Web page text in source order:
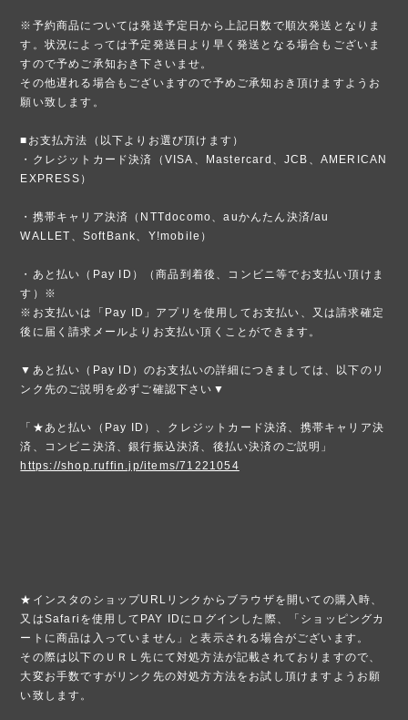
※予約商品については発送予定日から上記日数で順次発送となりま
す。状況によっては予定発送日より早く発送となる場合もございま
すので予めご承知おき下さいませ。
その他遅れる場合もございますので予めご承知おき頂けますようお
願い致します。
■お支払方法（以下よりお選び頂けます）
・クレジットカード決済（VISA、Mastercard、JCB、AMERICAN
EXPRESS）
・携帯キャリア決済（NTTdocomo、auかんたん決済/au
WALLET、SoftBank、Y!mobile）
・あと払い（Pay ID）（商品到着後、コンビニ等でお支払い頂けま
す）※
※お支払いは「Pay ID」アプリを使用してお支払い、又は請求確定
後に届く請求メールよりお支払い頂くことができます。
▼あと払い（Pay ID）のお支払いの詳細につきましては、以下のリ
ンク先のご説明を必ずご確認下さい▼
「★あと払い（Pay ID）、クレジットカード決済、携帯キャリア決
済、コンビニ決済、銀行振込決済、後払い決済のご説明」
https://shop.ruffin.jp/items/71221054
★インスタのショップURLリンクからブラウザを開いての購入時、
又はSafariを使用してPAY IDにログインした際、「ショッピングカ
ートに商品は入っていません」と表示される場合がございます。
その際は以下のＵＲＬ先にて対処方法が記載されておりますので、
大変お手数ですがリンク先の対処方方法をお試し頂けますようお願
い致します。